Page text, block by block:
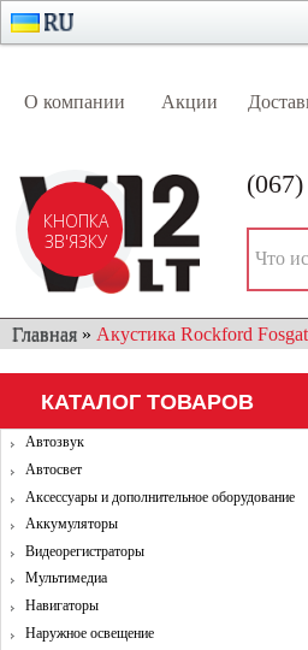
О компании Акции
АВТОЗВУК
Главная » Акустика Rockford
КАТАЛОГ ТОВАРОВ
Автозвук
Автосвет
Аксессуары и дополнительное оборудование
Аккумуляторы
Видеорегистраторы
Мультимедиа
Навигаторы
Наружное освещение
КНОПКА
ЗВ'ЯЗКУ